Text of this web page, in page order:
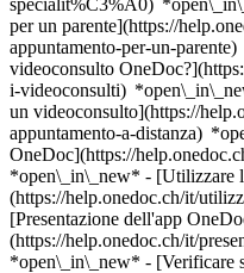
specialit%C3%A0)
per un parente](https://
appuntamento-per-un-
videoconsulto
i-videoconsulti)
un videoconsulto](https://
appuntamento-a-distanza)
OneDoc](https://
*open\_in\_new* - [Utilizzare
(https://help.onedoc.ch/it/
[Presentazione dell'app
(https://help.onedoc.ch/it/
*open\_in\_new* - [Verificare se un appuntamento è confermato](https://help.onedoc.ch/it/verificare-se-un-appuntamento-%C3%A8-confermato) *open\_in\_new* - [Annullare un appuntamento prenotato online su OneDoc](https://help.onedoc.ch/it/annullare-un-appuntamento-prenotato-online-su-onedoc) *open\_in\_new* - [Non ho ricevuto la conferma dell'appuntamento](https://help.onedoc.ch/it/non-ho-ricevuto-la-conferma-dellappuntamento) *open\_in\_new* [Vedi tutti i nostri articoli *open\_in\_new*](https://help.onedoc.ch/it/) close ## Modifica la ricerca ![Casa con segno più che indica che la consultazione può essere effettuata in sede](https://www.onedoc.ch/assets/images/icons/on-site.svg) In loco ![Fotocamera con simbolo play che indica che la consultazione può essere effettuata a distanza in video](https://www.onedoc.ch/assets/images/icons/remote.svg) A distanza Cerca #### Specialità #### Professionisti #### Istituti edit Fisioterapista a Lutry tune Filtra per Nuovo paziente*keyboard\_arrow\_down* - Accettato*check\_circle* Lingua parlata*keyboard\_arrow\_down* - Arabo*check\_circle* - Bulgaro*check\_circle* - Catalano*check\_circle* - Cinese*check\_circle* - Croato*check\_circle* - Finlandese*check\_circle* - Francese*check\_circle* - Greco*check\_circle* - Inglese*check\_circle* - Italiano*check\_circle* - Lussemburghese*check\_circle* - Macedone*check\_circle* - Olandese*check\_circle* - Polacco*check\_circle* - Portoghese*check\_circle* - Rumeno*check\_circle* - Serbo*check\_circle* - Slovacco*check\_circle* - Spagnolo*check\_circle* - Svedese*check\_circle* - Tamil*check\_circle* - Tedesco*check\_circle* - Telugu*check\_circle* - Turco*check\_circle* Sesso*keyboard\_arrow\_down* - Donna*check\_circle* - Uomo*check\_circle* Rete*keyboard\_arrow\_down* - Swiss Medical Network*check\_circle* - ASCA*check\_circle* - RME*check\_circle* - Medbase*check\_circle* Disponibilità*keyboard\_arrow\_down* - Disponibile oggi*check\_circle* - Entro i prossimi 3 giorni*check\_circle* - Entro i prossimi 7 giorni*check\_circle* - Entro i prossimi 14 giorni*check\_circle* # __Fisioterapista__ a __Lutry__: prenota il tuo appuntamento online oggi ## 3 risultati a Lutry [![Sig. Julian Comune, fisioterapista in corso di riconoscimento a Lutry](https://assets.onedoc.ch/images/users/1a1598605a9312a12987506069cc4343356596fb5fab1ba70efe07b89b28ab0b-small.png "Sig. Julian Comune, fisioterapista in corso di riconoscimento a Lutry")](https://www.onedoc.ch/it/fisioterapista/lutry/pc4ir/julian-comune) ### [Sig. Julian Comune](https://www.onedoc.ch/it/fisioterapista/lutry/pc4ir/julian-comune) ![Badge che indica